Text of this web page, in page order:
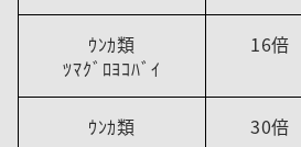
ｳﾝｶ類
ﾂﾏｸﾞﾛﾖｺﾊﾞｲ
16倍
ｳﾝｶ類 30倍